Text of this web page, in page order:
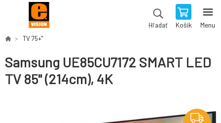
Hľadať Košík Menu
TV 75+"
Samsung UE85CU7172 SMART LED
TV 85" (214cm), 4K